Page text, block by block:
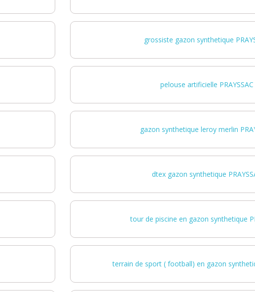
grossiste gazon synthetique
pelouse artificielle PRAYSSAC
gazon synthetique leroy merlin
dtex gazon synthetique
tour de piscine en gazon synthetique
terrain de sport ( football) en gazon